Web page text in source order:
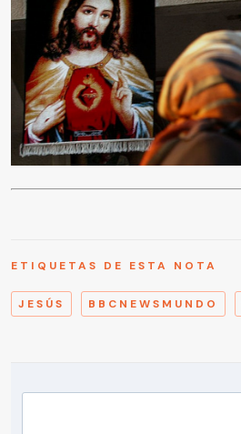
ETIQUETAS DE ESTA NOTA
JESÚS BBCNEWSMUNDO